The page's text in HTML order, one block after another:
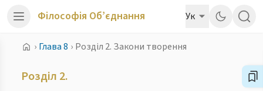
Філософія Об’єднання Ук
› Глава 8 › Розділ 2. Закони творення
Розділ 2.